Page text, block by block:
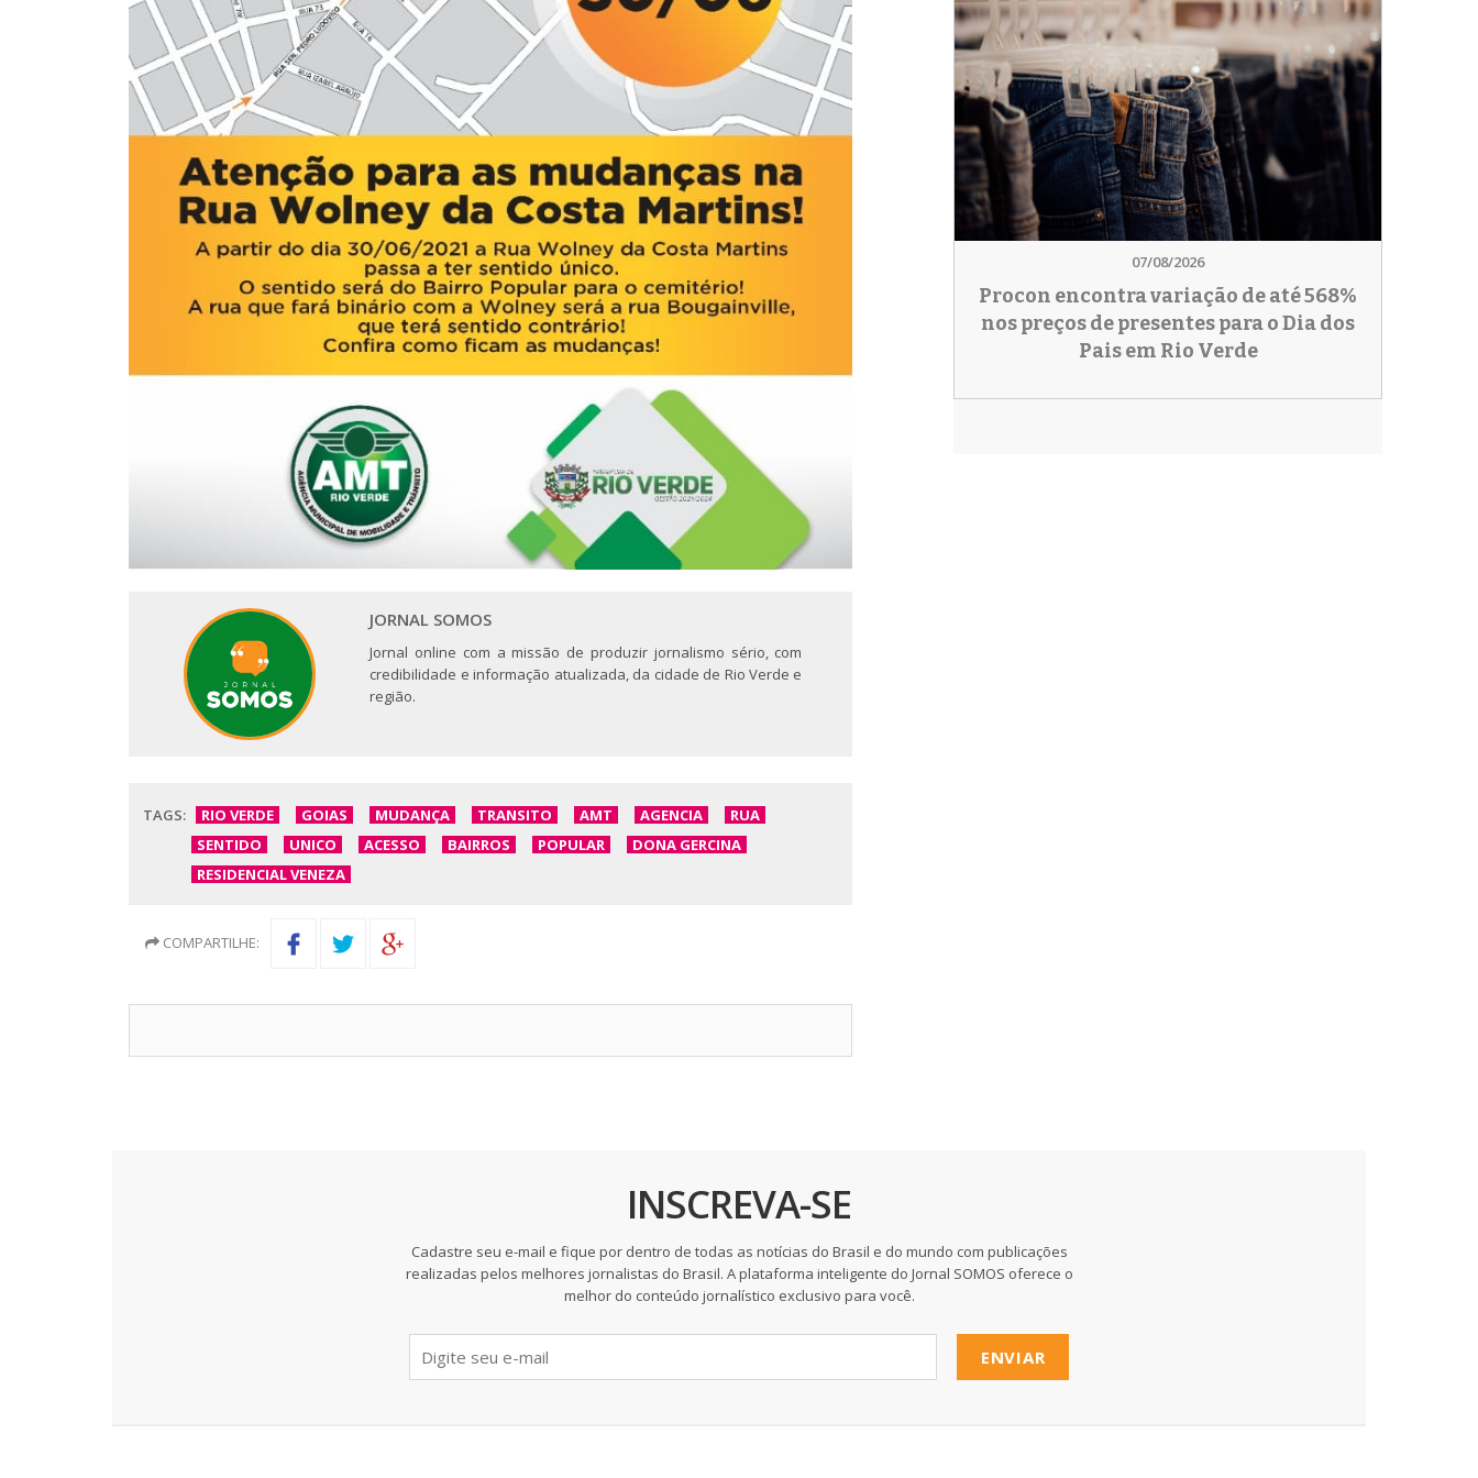
JORNAL SOMOS
Jornal online com a missão de produzir jornalismo sério, com
credibilidade e informação atualizada, da cidade de Rio Verde e
região.
TAGS: RIO VERDE GOIAS MUDANÇA TRANSITO AMT AGENCIA
RUA
SENTIDO
UNICO ACESSO BAIRROS POPULAR
DONA GERCINA
RESIDENCIAL VENEZA
COMPARTILHE:
07/08/2026
Procon encontra variação de até 568%
nos preços de presentes para o Dia dos
Pais em Rio Verde
INSCREVA-SE
Cadastre seu e-mail e fique por dentro de todas as notícias do Brasil e do mundo com publicações
realizadas pelos melhores jornalistas do Brasil. A plataforma inteligente do Jornal SOMOS oferece o
melhor do conteúdo jornalístico exclusivo para você.
ENVIAR